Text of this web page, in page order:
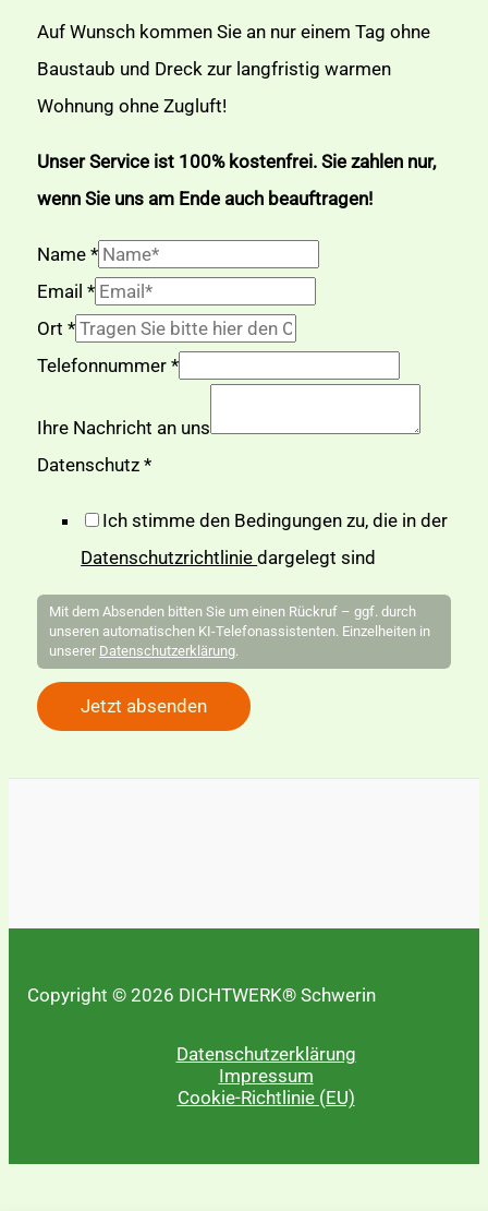
Auf Wunsch kommen Sie an nur einem Tag ohne
Baustaub und Dreck zur langfristig warmen
Wohnung ohne Zugluft!
Unser Service ist 100% kostenfrei. Sie zahlen nur,
wenn Sie uns am Ende auch beauftragen!
Name*
g
c
l
d
E
W
e
Email*
Ort*
Telefonnummer*
Ihre Nachricht an uns
Datenschutz*
Ich stimme den Bedingungen zu, die in der
Datenschutzrichtliniedargelegt sind
Mit dem Absenden bitten Sie um einen Rückruf – ggf. durch
unseren automatischen KI-Telefonassistenten. Einzelheiten in
unserer Datenschutzerklärung.
Jetzt absenden
Copyright © 2026 DICHTWERK® Schwerin
Datenschutzerklärung
Impressum
Cookie-Richtlinie (EU)